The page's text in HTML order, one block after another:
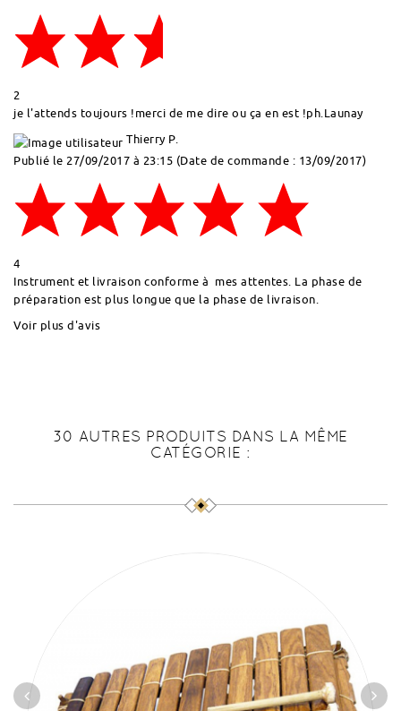
2
je l'attends toujours !merci de me dire ou ça en est !ph.Launay
Thierry P.
Publié le 27/09/2017 à 23:15 (Date de commande : 13/09/2017)
4
Instrument et livraison conforme à mes attentes. La phase de
préparation est plus longue que la phase de livraison.
Voir plus d'avis
30 AUTRES PRODUITS DANS LA MÊME
CATÉGORIE :